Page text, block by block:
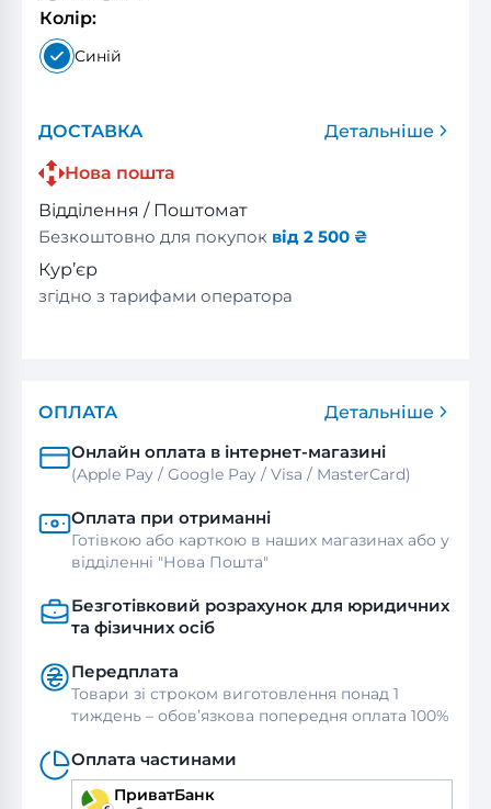
Колір:
Синій
ДОСТАВКА
Детальніше
Нова пошта
Відділення / Поштомат
Безкоштовно для покупок від 2 500 ₴
Кур’єр
згідно з тарифами оператора
ОПЛАТА
Детальніше
Онлайн оплата в інтернет-магазині
(Apple Pay / Google Pay / Visa / MasterСard)
Оплата при отриманні
Готівкою або карткою в наших магазинах або у
відділенні "Нова Пошта"
Безготівковий розрахунок для юридичних
та фізичних осіб
Передплата
Товари зі строком виготовлення понад 1
тиждень – обов’язкова попередня оплата 100%
Оплата частинами
ПриватБанк